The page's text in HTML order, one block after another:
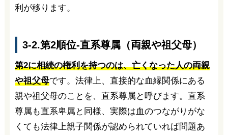
利が移ります。
3-2.第2順位-直系尊属（両親や祖父母）
第2に相続の権利を持つのは、亡くなった人の両親
や祖父母です。法律上、直接的な血縁関係にある
親や祖父母のことを、直系尊属と呼びます。直系
尊属も直系卑属と同様、実際は血のつながりがな
くても法律上親子関係が認められていれば問題あ